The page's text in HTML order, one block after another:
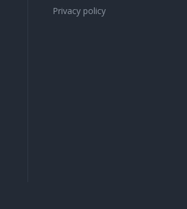
Privacy policy